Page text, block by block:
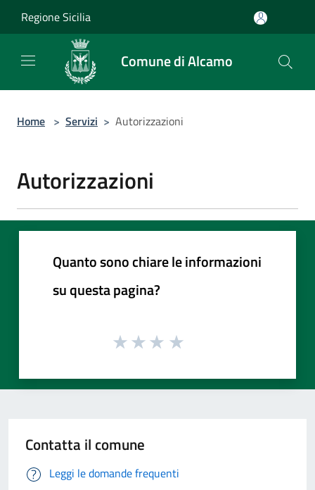
Regione Sicilia
Comune di Alcamo
Home > Servizi > Autorizzazioni
Autorizzazioni
Quanto sono chiare le informazioni
su questa pagina?
Contatta il comune
Leggi le domande frequenti